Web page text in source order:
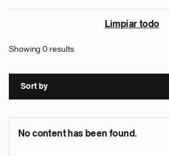
Limpiar todo
Showing 0 results
Sort by
No content has been found.